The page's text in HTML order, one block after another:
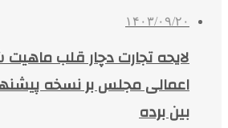
۱۴۰۳/۰۹/۲۰
لایحه تجارت دچار قلب
اعمالی مجلس بر نسخه
بین برده